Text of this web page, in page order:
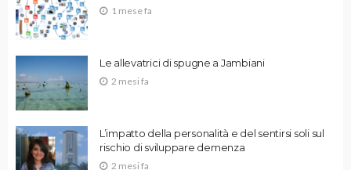
1 mese fa
Le allevatrici di spugne a Jambiani
2 mesi fa
L’impatto della personalità e del sentirsi soli sul
rischio di sviluppare demenza
2 mesi fa